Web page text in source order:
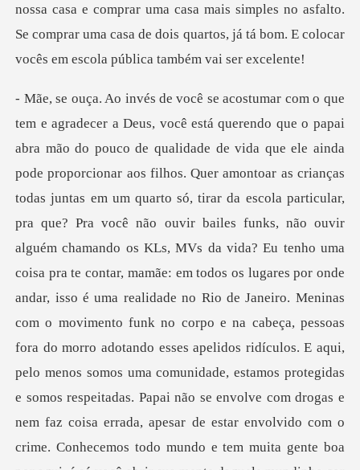
nossa casa e comprar uma casa mais simples no asfalto.
Se comprar uma c
amando os KLs, MVs da vida? Eu tenho uma
coisa pra te contar, mamãe: em todos os lugares por onde
andar, isso é uma realidade no Rio de Janeiro. Meninas
com o movimento funk no corpo e na cabeça, pessoas
fora do morro adotando esses apelidos ridículos. E aqui,
pelo menos somos uma comunidade, estamos protegidas
e somos respeitadas. Papai